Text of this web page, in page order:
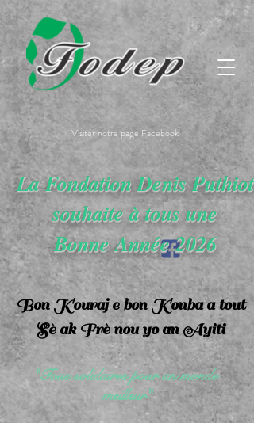
Visiter notre page Facebook
La Fondation Denis Puthiot
souhaite à tous une
Bonne Année 2026
Bon Kouraj e bon Konba a tout
Sè ak Frè nou yo an Ayiti
"Tous solidaires pour un monde
meilleur"